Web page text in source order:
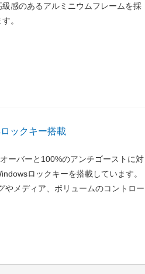
感のあるアルミニウムフレームを採
。
ックキー搭載
ーバーと100%のアンチゴーストに対
ロックキーを搭載しています。
やメディア、ボリュームのコントロー